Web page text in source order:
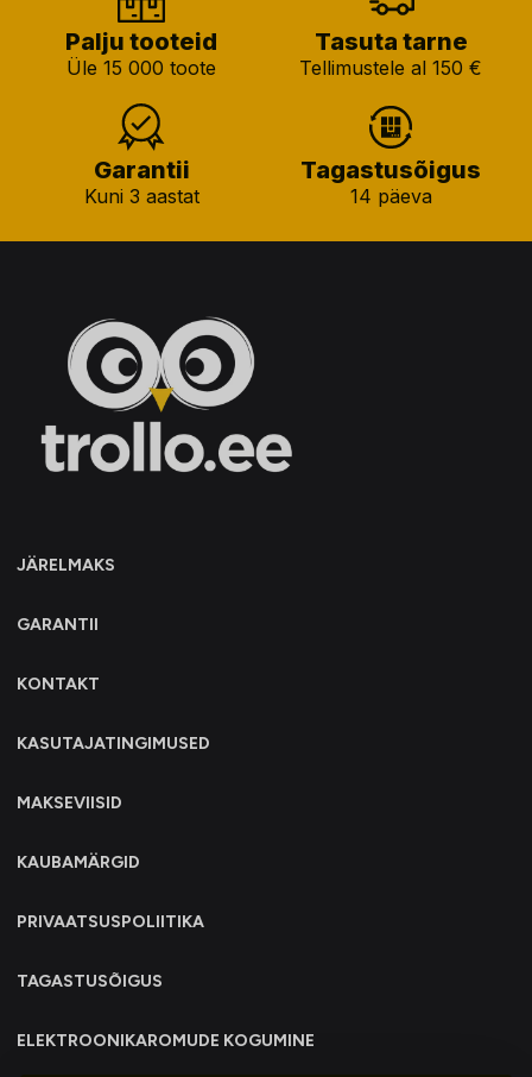
Palju tooteid
Üle 15 000 toote
Tasuta tarne
Tellimustele al 150 €
Garantii
Kuni 3 aastat
Tagastusõigus
14 päeva
JÄRELMAKS
GARANTII
KONTAKT
KASUTAJATINGIMUSED
MAKSEVIISID
KAUBAMÄRGID
PRIVAATSUSPOLIITIKA
TAGASTUSÕIGUS
ELEKTROONIKAROMUDE KOGUMINE